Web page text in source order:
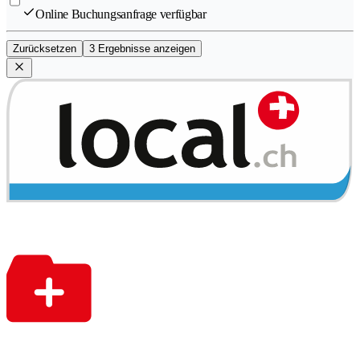
Online Buchungsanfrage verfügbar
Zurücksetzen 3 Ergebnisse anzeigen